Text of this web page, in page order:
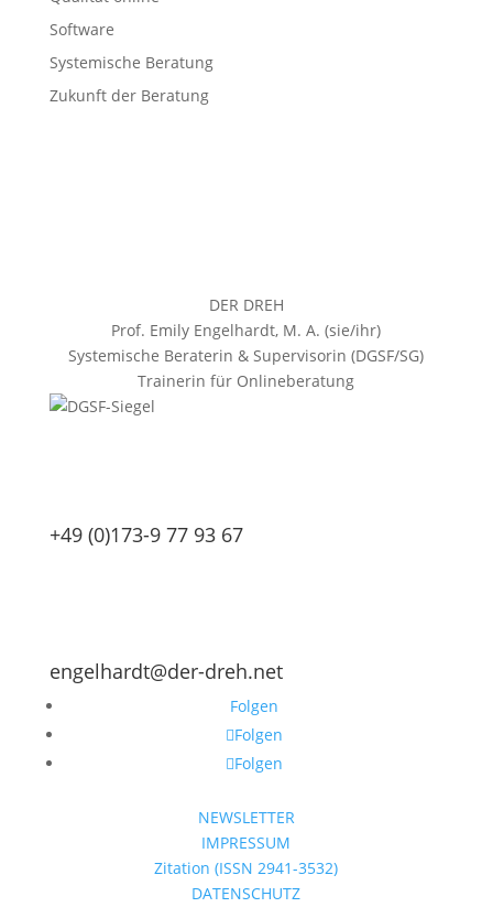
Software
Systemische Beratung
Zukunft der Beratung
DER DREH
Prof. Emily Engelhardt, M. A. (sie/ihr)
Systemische Beraterin & Supervisorin (DGSF/SG)
Trainerin für Onlineberatung
+49 (0)173-9 77 93 67
engelhardt@der-dreh.net
Folgen
Folgen
Folgen
NEWSLETTER
IMPRESSUM
Zitation (ISSN 2941-3532)
DATENSCHUTZ